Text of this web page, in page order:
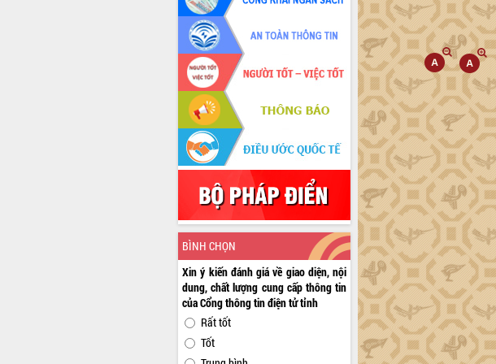
BÌNH CHỌN
Xin ý kiến đánh giá về giao diện, nội
dung, chất lượng cung cấp thông tin
của Cổng thông tin điện tử tỉnh
Rất tốt
Tốt